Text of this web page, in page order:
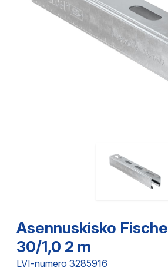
Asennuskisko
30/1,0 2 m
LVI-numero 3285916